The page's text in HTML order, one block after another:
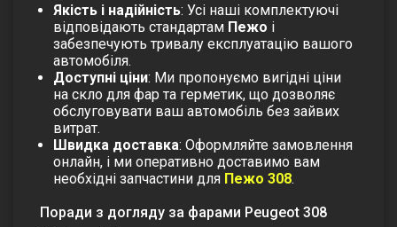
Якість і надійність: Усі наші комплектуючі
відповідають стандартам Пежо і
забезпечують тривалу експлуатацію вашого
автомобіля.
Доступні ціни: Ми пропонуємо вигідні ціни
на скло для фар та герметик, що дозволяє
обслуговувати ваш автомобіль без зайвих
витрат.
Швидка доставка: Оформляйте замовлення
онлайн, і ми оперативно доставимо вам
необхідні запчастини для Пежо 308.
Поради з догляду за фарами Peugeot 308